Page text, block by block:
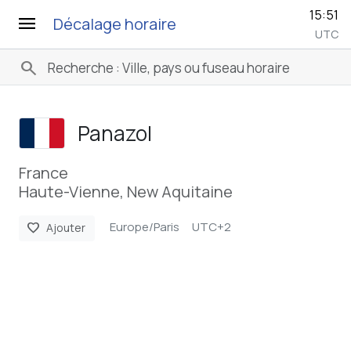
menu Décalage horaire 15:51
UTC
search
Panazol
France
Haute-Vienne, New Aquitaine
favorite Ajouter Europe/Paris UTC+2